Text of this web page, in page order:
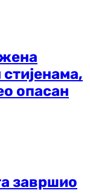
опасан
завршио